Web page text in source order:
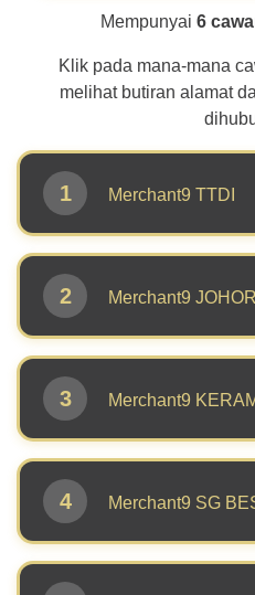
Mempunyai 6
Klik pada mana-mana
melihat butiran alamat
1 Merchant9 TTDI
2 Merchant9
3 Merchant9
4 Merchant9 SG